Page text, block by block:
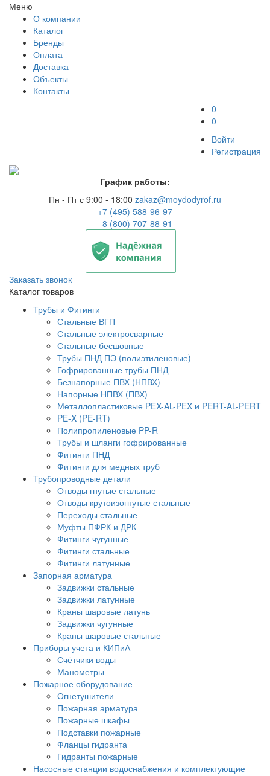
Меню
О компании
Каталог
Бренды
Оплата
Доставка
Объекты
Контакты
0
0
Войти
Регистрация
График работы:
Пн - Пт с 9:00 - 18:00 zakaz@moydodyrof.ru
+7 (495) 588-96-97
8 (800) 707-88-91
Заказать звонок
Каталог товаров
Трубы и Фитинги
Стальные ВГП
Стальные электросварные
Стальные бесшовные
Трубы ПНД ПЭ (полиэтиленовые)
Гофрированные трубы ПНД
Безнапорные ПВХ (НПВХ)
Напорные НПВХ (ПВХ)
Металлопластиковые PEX-AL-PEX и PERT-AL-PERT
PE-X (PE-RT)
Полипропиленовые PP-R
Трубы и шланги гофрированные
Фитинги ПНД
Фитинги для медных труб
Трубопроводные детали
Отводы гнутые стальные
Отводы крутоизогнутые стальные
Переходы стальные
Муфты ПФРК и ДРК
Фитинги чугунные
Фитинги стальные
Фитинги латунные
Запорная арматура
Задвижки стальные
Задвижки латунные
Краны шаровые латунь
Задвижки чугунные
Краны шаровые стальные
Приборы учета и КИПиА
Счётчики воды
Манометры
Пожарное оборудование
Огнетушители
Пожарная арматура
Пожарные шкафы
Подставки пожарные
Фланцы гидранта
Гидранты пожарные
Насосные станции водоснабжения и комплектующие